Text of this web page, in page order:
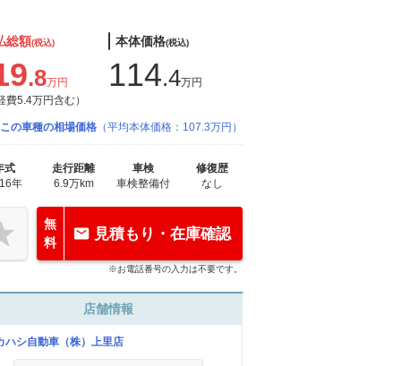
総額(税込)
.8万円
費5.4万円含む）
本体価格(税込)
114.4万円
この車種の相場価格 （平均本体価格：107.3万円）
式
年
走行距離
6.9万km
車検
車検整備付
修復歴
なし
無
料
見積もり・在庫確認
※お電話番号の入力は不要です。
店舗情報
ハシ自動車（株）上里店